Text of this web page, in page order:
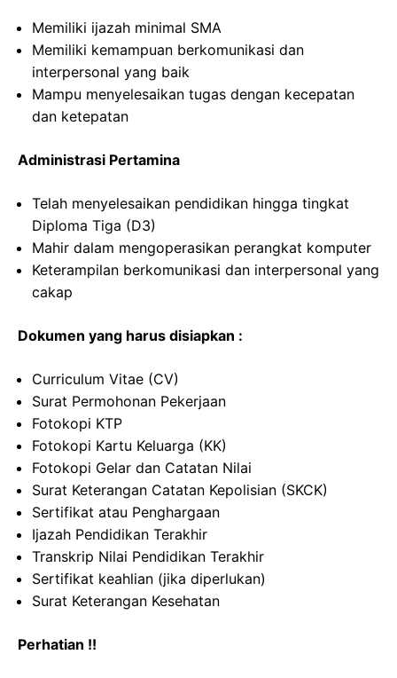
Memiliki ijazah minimal SMA
Memiliki kemampuan berkomunikasi dan
interpersonal yang baik
Mampu menyelesaikan tugas dengan kecepatan
dan ketepatan
Administrasi Pertamina
Telah menyelesaikan pendidikan hingga tingkat
Diploma Tiga (D3)
Mahir dalam mengoperasikan perangkat komputer
Keterampilan berkomunikasi dan interpersonal yang
cakap
Dokumen yang harus disiapkan :
Curriculum Vitae (CV)
Surat Permohonan Pekerjaan
Fotokopi KTP
Fotokopi Kartu Keluarga (KK)
Fotokopi Gelar dan Catatan Nilai
Surat Keterangan Catatan Kepolisian (SKCK)
Sertifikat atau Penghargaan
Ijazah Pendidikan Terakhir
Transkrip Nilai Pendidikan Terakhir
Sertifikat keahlian (jika diperlukan)
Surat Keterangan Kesehatan
Perhatian !!